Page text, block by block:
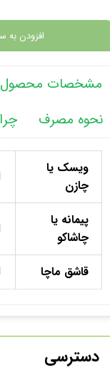
افزودن به
مشخصات محصول
نحوه مصرف
ویسک یا
چازن
پیمانه یا
چاشاکو
قاشق ماچا
دسترسی